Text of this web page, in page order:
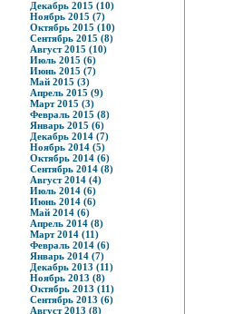
Декабрь 2015 (10)
Ноябрь 2015 (7)
Октябрь 2015 (10)
Сентябрь 2015 (8)
Август 2015 (10)
Июль 2015 (6)
Июнь 2015 (7)
Май 2015 (3)
Апрель 2015 (9)
Март 2015 (3)
Февраль 2015 (8)
Январь 2015 (6)
Декабрь 2014 (7)
Ноябрь 2014 (5)
Октябрь 2014 (6)
Сентябрь 2014 (8)
Август 2014 (4)
Июль 2014 (6)
Июнь 2014 (6)
Май 2014 (6)
Апрель 2014 (8)
Март 2014 (11)
Февраль 2014 (6)
Январь 2014 (7)
Декабрь 2013 (11)
Ноябрь 2013 (8)
Октябрь 2013 (11)
Сентябрь 2013 (6)
Август 2013 (8)